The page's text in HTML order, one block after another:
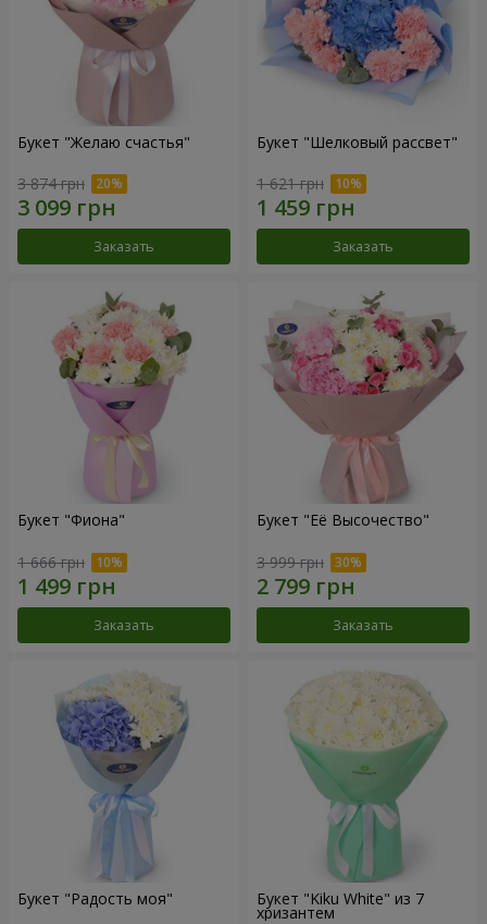
Букет "Желаю счастья"
3 874 грн
Заказать
Букет "Шелковый рассвет"
1 621 грн
Заказать
Букет "Фиона"
1 666 грн
Заказать
Букет "Её Высочество"
3 999 грн
Заказать
Букет "Радость моя" Букет "Kiku White" из 7
хризантем